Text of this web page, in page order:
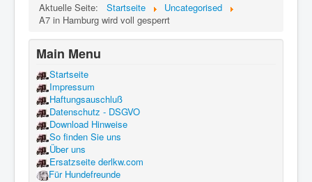
Aktuelle Seite: Startseite
Uncategorised
A7 in Hamburg wird voll gesperrt
Main Menu
Startseite
Impressum
Haftungsauschluß
Datenschutz - DSGVO
Download Hinweise
So finden Sie uns
Über uns
Ersatzseite derlkw.com
Für Hundefreunde